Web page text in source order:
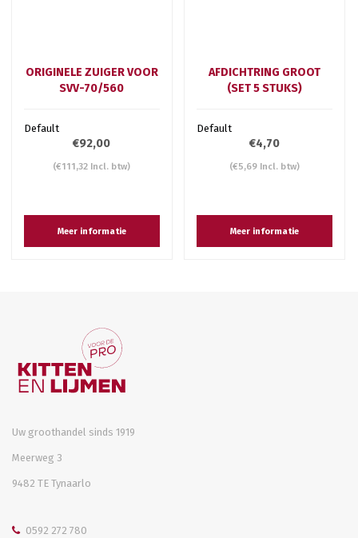
ORIGINELE ZUIGER VOOR
SVV-70/560
Default
€92,00
(€111,32 Incl. btw)
Meer informatie
AFDICHTRING GROOT
(SET 5 STUKS)
Default
€4,70
(€5,69 Incl. btw)
Meer informatie
Uw groothandel sinds 1919
Meerweg 3
9482 TE Tynaarlo
0592 272 780